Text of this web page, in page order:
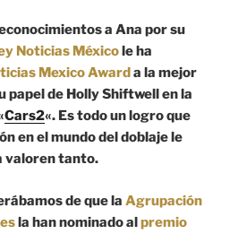
a Ana por su
Noticias Méxicole ha
Mexico Awarda la mejor
papel de Holly Shiftwell en la
Cars2«. Es todo un logro que
en el mundo del doblaje le
valoren tanto.
de que la Agrupación
la han nominado alpremio